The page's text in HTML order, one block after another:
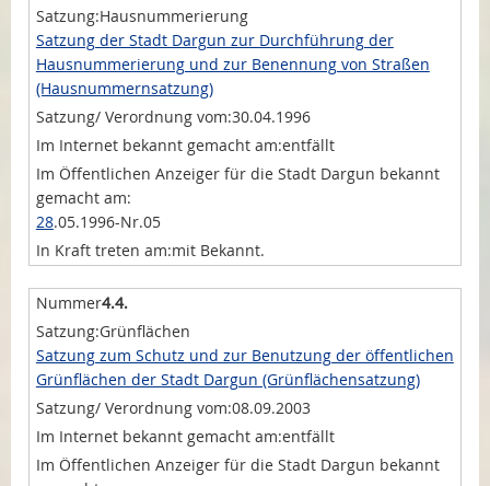
Hausnummerierung
Satzung der Stadt Dargun zur Durchführung der
Hausnummerierung und zur Benennung von Straßen
(Hausnummernsatzung)
30.04.1996
entfällt
28.05.1996-Nr.05
mit Bekannt.
4.4.
Grünflächen
Satzung zum Schutz und zur Benutzung der öffentlichen
Grünflächen der Stadt Dargun (Grünflächensatzung)
08.09.2003
entfällt